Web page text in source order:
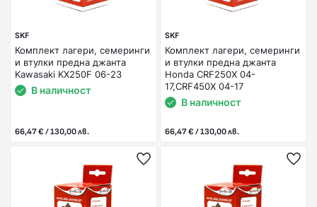
SKF
Комплект лагери, семеринги
и втулки предна джанта
Kawasaki KX250F 06-23
В наличност
66,47 € / 130,00 лв.
SKF
Комплект лагери, семеринги
и втулки предна джанта
Honda CRF250X 04-
17,CRF450X 04-17
В наличност
66,47 € / 130,00 лв.